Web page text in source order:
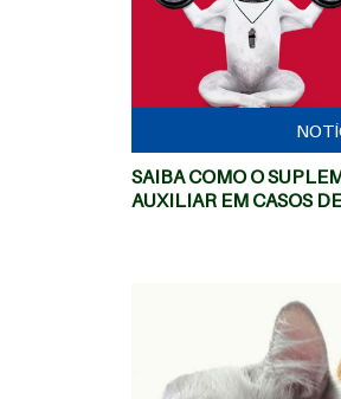
SAIBA COMO O
AUXILIAR EM CASOS